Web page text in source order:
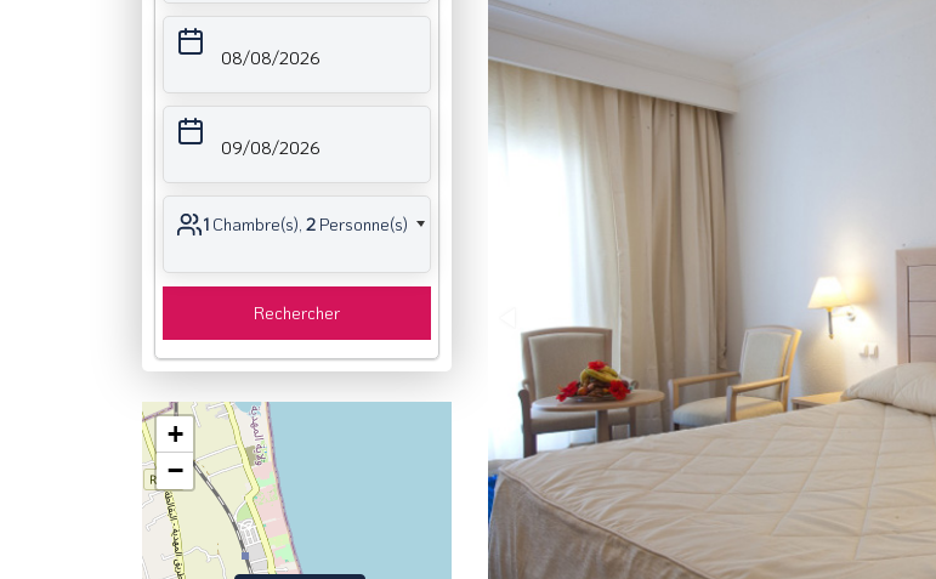
08/08/2026
09/08/2026
1Chambre(s), 2 Personne(s)
Rechercher
+
−